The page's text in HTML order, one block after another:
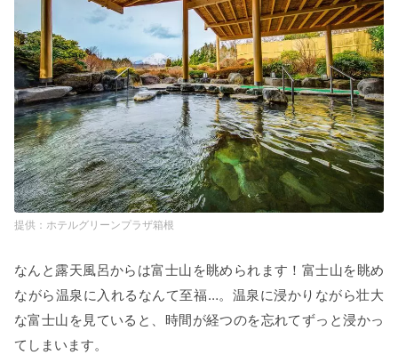
ホテルグリーンプラザ箱根
なんと露天風呂からは富士山を眺められます！富士山を眺め
ながら温泉に入れるなんて至福…。温泉に浸かりながら壮大
な富士山を見ていると、時間が経つのを忘れてずっと浸かっ
てしまいます。